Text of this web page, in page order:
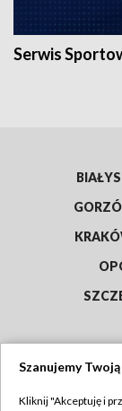
Serwis
Szanujemy
Kliknij "Akceptuję i